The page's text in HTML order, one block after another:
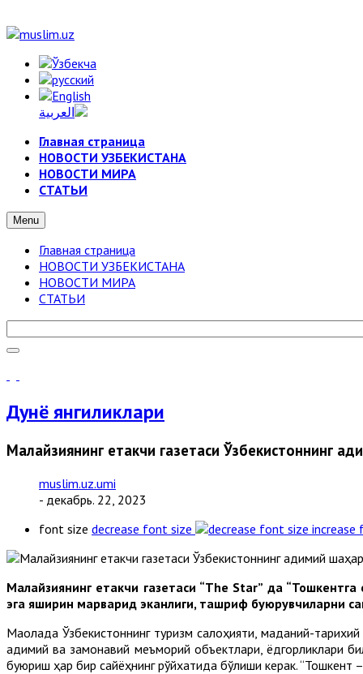
Главная страница
НОВОСТИ УЗБЕКИСТАНА
НОВОСТИ МИРА
СТАТЬИ
Menu
Главная страница
НОВОСТИ УЗБЕКИСТАНА
НОВОСТИ МИРА
СТАТЬИ
Дунё янгиликлари
Малайзиянинг етакчи газетаси Ўзбекистоннинг
muslim.uz.umi
- декабрь. 22, 2023
font size decrease font size increase
Малайзиянинг етакчи газетаси “The Star” да
эга яширин марварид эканлиги, ташриф буюрувчиларни
Мақолада Ўзбекистоннинг туризм салоҳияти, маданий-
қадимий ва замонавий меъморий объектлари, ёдгорликлари
буюриш ҳар бир сайёҳнинг рўйхатида бўлиши керак.